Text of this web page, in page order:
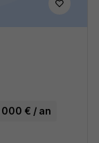
€ / an